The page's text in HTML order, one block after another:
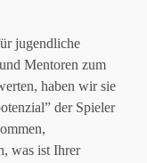
jugendliche
Mentoren zum
haben wir sie
der Spieler
was ist Ihrer